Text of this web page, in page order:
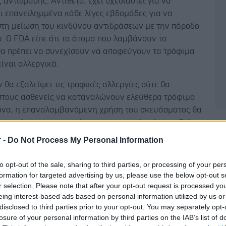
- Do Not Process My Personal Information
opt-out of the sale, sharing to third parties, or processing of your
for targeted advertising by us, please use the below opt-out
selection. Please note that after your opt-out request is processed
interest-based ads based on personal information utilized by us
to third parties prior to your opt-out. You may separately
of your personal information by third parties on the IAB’s list of
επανειλημμένα κάθε λίγες εβδομάδες για να
μείωση του κινδύνου αντιδράσεων με την πάροδο
Ο FDA είπε ότι τα άτομα που λαμβάνουν το
πρέπει να συνεχίσουν να αποφεύγουν τα τρόφιμα
αλλεργικά.
θα εξαλείψει τις τροφικές αλλεργίες ούτε θα
ασθενείς να καταναλώνουν ελεύθερα τρόφιμα
η επαναλαμβανόμενη χρήση του σκευάσματος θα
μείωση των επιπτώσεων στην υγεία εάν συμβεί
σε τρόφιμα που μπορεί να προκαλέσουν
του FDA.
τις πιο συχνές ανεπιθύμητες ενέργειες του
ο πυρετός και η αντίδραση στο σημείο της
προειδοποιεί επίσης ότι το ίδιο το φάρμακο
αναφυλαξία.Η Genentech συμβουλεύει